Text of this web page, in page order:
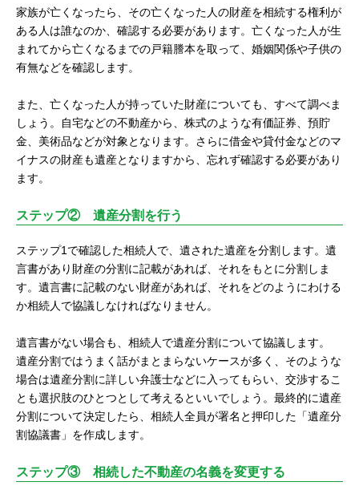
家族が亡くなったら、その亡くなった人の財産を相続する権利が
ある人は誰なのか、確認する必要があります。亡くなった人が生
まれてから亡くなるまでの戸籍謄本を取って、婚姻関係や子供の
有無などを確認します。
また、亡くなった人が持っていた財産についても、すべて調べま
しょう。自宅などの不動産から、株式のような有価証券、預貯
金、美術品などが対象となります。さらに借金や貸付金などのマ
イナスの財産も遺産となりますから、忘れず確認する必要があり
ます。
ステップ② 遺産分割を行う
ステップ1で確認した相続人で、遺された遺産を分割します。遺
言書があり財産の分割に記載があれば、それをもとに分割しま
す。遺言書に記載のない財産があれば、それをどのようにわける
か相続人で協議しなければなりません。
遺言書がない場合も、相続人で遺産分割について協議します。
遺産分割ではうまく話がまとまらないケースが多く、そのような
場合は遺産分割に詳しい弁護士などに入ってもらい、交渉するこ
とも選択肢のひとつとして考えるといいでしょう。最終的に遺産
分割について決定したら、相続人全員が署名と押印した「遺産分
割協議書」を作成します。
ステップ③ 相続した不動産の名義を変更する